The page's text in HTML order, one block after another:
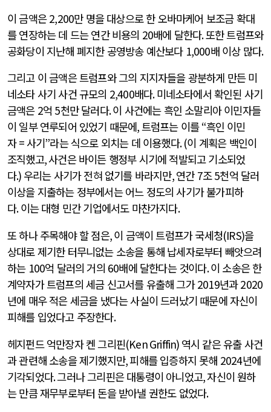
이 금액은2,200만 명을 대상으로 한 오바마케어 보조금 확대
를 연장하는 데 드는 연간 비용의 20배에 달한다.또한 트럼프와
공화당이 지난해 폐지한 공영방송 예산보다 1,000배 이상 많다.
그리고 이 금액은 트럼프와 그의 지지자들을 광분하게 만든 미
네소타 사기 사건 규모의 2,400배다.미네소타에서 확인된 사기
금액은 2억 5천만 달러다.이 사건에는 흑인 소말리아 이민자들
이 일부 연루되어 있었기 때문에,트럼프는 이를“흑인 이민
자=사기”라는 식으로 외치는 데 이용했다. (이 계획은 백인이
조직했고,사건은 바이든 행정부 시기에 적발되고 기소되었
다.) 우리는 사기가 전혀 없기를 바라지만,연간 7조5천억 달러
이상을 지출하는 정부에서는 어느 정도의 사기가 불가피하
다.이는 대형 민간 기업에서도 마찬가지다.
또 하나 주목해야 할 점은,이 금액이 트럼프가 국세청(IRS)을
상대로 제기한 터무니없는 소송을 통해 납세자로부터 빼앗으려
하는 100억 달러의 거의 60배에 달한다는 것이다.이 소송은 한
계약자가 트럼프의 세금 신고서를 유출해 그가2019년과2020
년에 매우 적은 세금을 냈다는 사실이 드러났기 때문에 자신이
피해를 입었다고 주장한다.
헤지펀드 억만장자 켄 그리핀(Ken Griffin) 역시 같은 유출 사건
과 관련해 소송을 제기했지만,피해를 입증하지 못해 2024년에
기각되었다.그러나 그리핀은 대통령이 아니었고,자신이 원하
는 만큼 재무부로부터 돈을 받아낼 권한도 없었다.